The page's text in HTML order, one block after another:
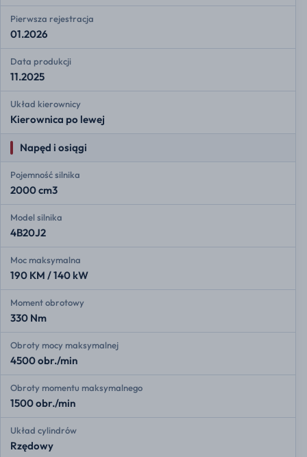
Pierwsza rejestracja
01.2026
Data produkcji
11.2025
Układ kierownicy
Kierownica po lewej
Napęd i osiągi
Pojemność silnika
2000 cm3
Model silnika
4B20J2
Moc maksymalna
190 KM / 140 kW
Moment obrotowy
330 Nm
Obroty mocy maksymalnej
4500 obr./min
Obroty momentu maksymalnego
1500 obr./min
Układ cylindrów
Rzędowy